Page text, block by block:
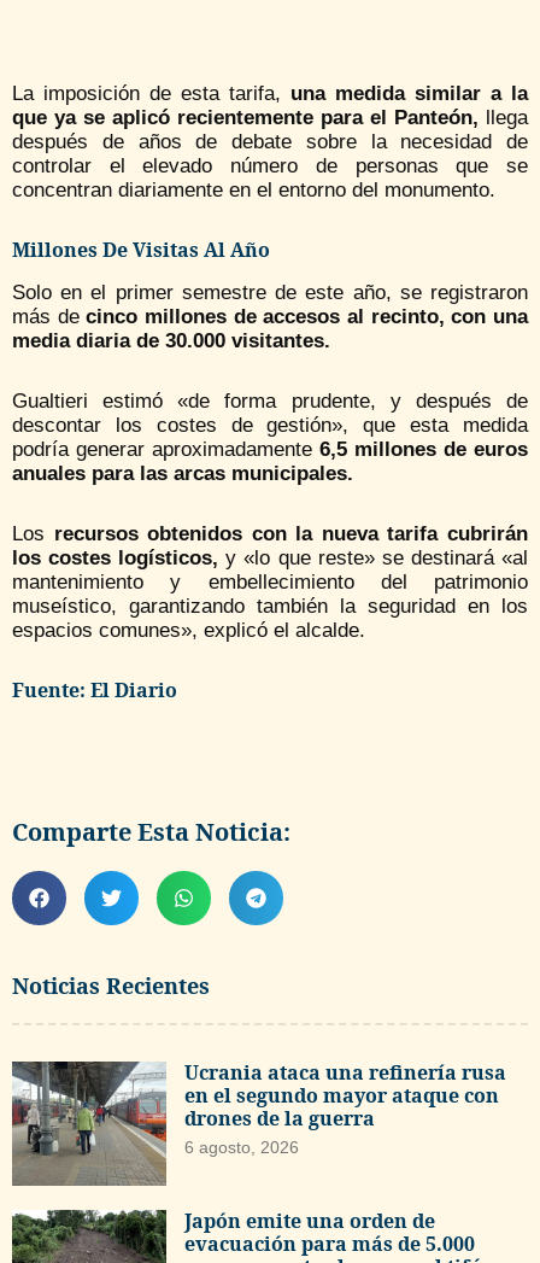
Noticias Recientes
Ucrania ataca una refinería rusa
en el segundo mayor ataque con
drones de la guerra
6 agosto, 2026
Japón emite una orden de
evacuación para más de 5.000
La imposición de esta tarifa, una medida similar a la
que ya se aplicó recientemente para el Panteón, llega
después de años de debate sobre la necesidad de
controlar el elevado número de personas que se
concentran diariamente en el entorno del monumento.
Millones De Visitas Al Año
Solo en el primer semestre de este año, se registraron
más decinco millones de accesos al recinto, con una
media diaria de 30.000 visitantes.
Gualtieri estimó «de forma prudente, y después de
descontar los costes de gestión», que esta medida
podría generar aproximadamente 6,5 millones de euros
anuales para las arcas municipales.
Los recursos obtenidos con la nueva tarifa cubrirán
los costes logísticos, y «lo que reste» se destinará «al
mantenimiento y embellecimiento del patrimonio
museístico, garantizando también la seguridad en los
espacios comunes», explicó el alcalde.
Fuente: El Diario
Comparte Esta Noticia: